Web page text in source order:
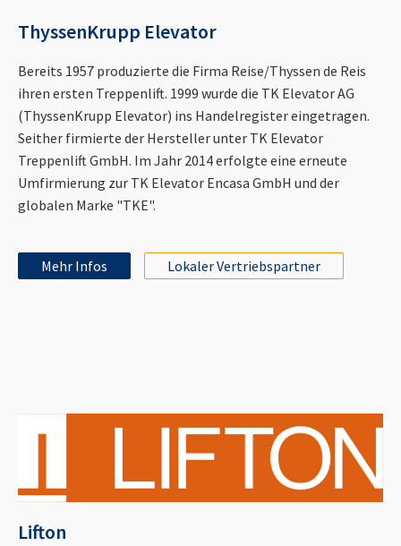
ThyssenKrupp Elevator
Bereits 1957 produzierte die Firma Reise/Thyssen de Reis
ihren ersten Treppenlift. 1999 wurde die TK Elevator AG
(ThyssenKrupp Elevator) ins Handelregister eingetragen.
Seither firmierte der Hersteller unter TK Elevator
Treppenlift GmbH. Im Jahr 2014 erfolgte eine erneute
Umfirmierung zur TK Elevator Encasa GmbH und der
globalen Marke "TKE".
Mehr Infos Lokaler Vertriebspartner
Lifton